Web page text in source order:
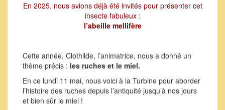
En 2025, nous avions déjà été invités pour présenter cet
insecte fabuleux :
l’abeille mellifère
Cette année, Clothilde, l’animatrice, nous a donné un
thème précis : les ruches et le miel.
En ce lundi 11 mai, nous voici à la Turbine pour aborder
l’histoire des ruches depuis l’antiquité jusqu’à nos jours
et bien sûr le miel !